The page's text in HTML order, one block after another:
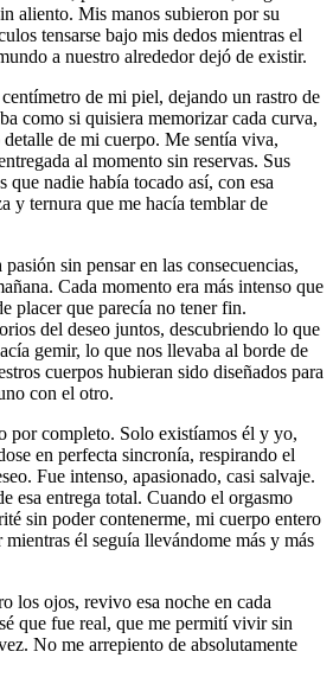
aliento. Mis manos subieron por su
tensarse bajo mis dedos mientras el
a nuestro alrededor dejó de existir.
de mi piel, dejando un rastro de
como si quisiera memorizar cada curva,
detalle de mi cuerpo. Me sentía viva,
al momento sin reservas. Sus
que nadie había tocado así, con esa
y ternura que me hacía temblar de
sin pensar en las consecuencias,
Cada momento era más intenso que
placer que parecía no tener fin.
del deseo juntos, descubriendo lo que
gemir, lo que nos llevaba al borde de
cuerpos hubieran sido diseñados para
con el otro.
por completo. Solo existíamos él y yo,
en perfecta sincronía, respirando el
Fue intenso, apasionado, casi salvaje.
esa entrega total. Cuando el orgasmo
sin poder contenerme, mi cuerpo entero
él seguía llevándome más y más
los ojos, revivo esa noche en cada
que fue real, que me permití vivir sin
No me arrepiento de absolutamente